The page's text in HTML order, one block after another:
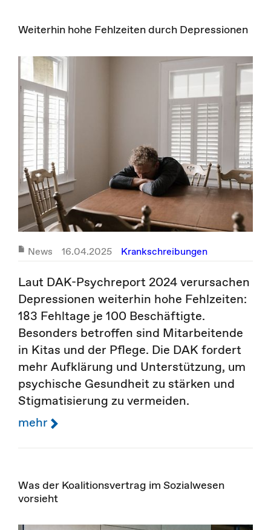
Weiterhin hohe Fehlzeiten durch Depressionen
News 16.04.2025 Krankschreibungen
Laut DAK-Psychreport 2024 verursachen
Depressionen weiterhin hohe Fehlzeiten:
183 Fehltage je 100 Beschäftigte.
Besonders betroffen sind Mitarbeitende
in Kitas und der Pflege. Die DAK fordert
mehr Aufklärung und Unterstützung, um
psychische Gesundheit zu stärken und
Stigmatisierung zu vermeiden.
mehr
Was der Koalitionsvertrag im Sozialwesen
vorsieht